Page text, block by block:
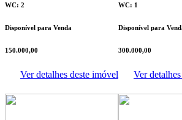
WC: 2
Disponível para Venda
150.000,00
Ver detalhes deste imóvel
WC: 1
Disponível para
300.000,00
Ver